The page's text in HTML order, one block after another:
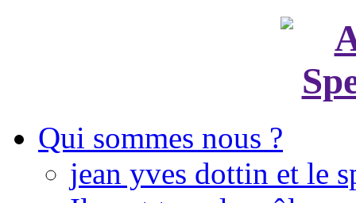
Qui sommes nous ?
jean yves dottin et le